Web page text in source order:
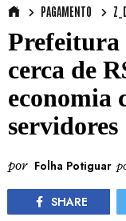
PAGAMENTO
Prefeitura
cerca de
economia
servidores
por Folha Potiguar
SHARE